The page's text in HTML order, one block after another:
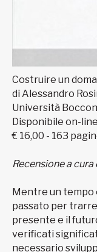
Costruire un
di Alessandro
Università
Disponibile on-
€ 16,00 - 163
Recensione a
Mentre un tempo
passato per
presente e il
verificati
necessario